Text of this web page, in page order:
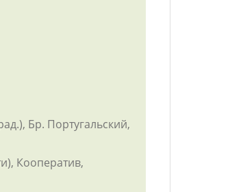
Бр. Португальский,
Кооператив,